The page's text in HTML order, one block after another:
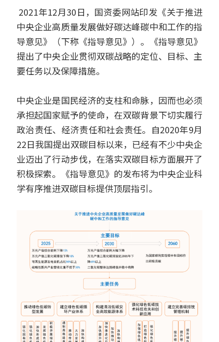
2021年12月30日，国资委网站印发《关于推进
中央企业高质量发展做好碳达峰碳中和工作的指
导意见》（下称《指导意见》）。《指导意见》
提出了中央企业贯彻双碳战略的定位、目标、主
要任务以及保障措施。
中央企业是国民经济的支柱和命脉，因而也必须
承担起国家赋予的使命，在双碳背景下切实履行
政治责任、经济责任和社会责任。自2020年9月
22日我国提出双碳目标以来，已经有不少中央企
业迈出了行动步伐，在落实双碳目标方面展开了
积极探索。《指导意见》的发布将为中央企业科
学有序推进双碳目标提供顶层指引。